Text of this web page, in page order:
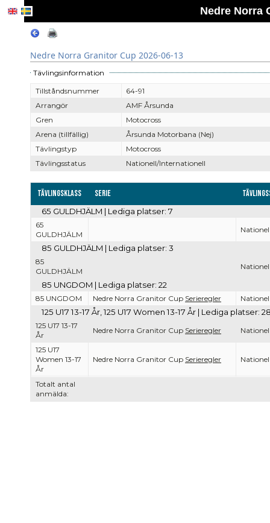
Nedre Norra
Nedre Norra Granitor Cup 2026-06-13
Tävlingsinformation
Tillståndsnummer
64-91
Arrangör
AMF Årsunda
Gren
Motocross
Arena (tillfällig)
Årsunda Motorbana (Nej)
Tävlingstyp
Motocross
Tävlingsstatus
Nationell/Internationell
Tävlingsklass Serie
Totalt antal
anmälda:
65 GULDHJÄLM | Lediga platser: 7
65
GULDHJÄLM
85 GULDHJÄLM | Lediga platser: 3
85
GULDHJÄLM
85 UNGDOM | Lediga platser: 22
85 UNGDOM Nedre Norra Granitor Cup Serieregler
125 U17 13-17 År, 125 U17 Women 13-17 År | Lediga platser:
125 U17 13-17
År
Nedre Norra Granitor Cup Serieregler
125 U17
Women 13-17
År
Nedre Norra Granitor Cup Serieregler